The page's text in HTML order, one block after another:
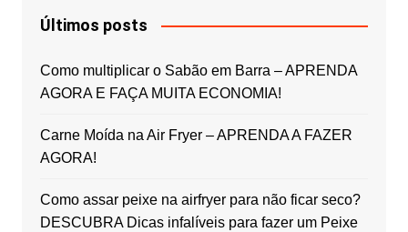
Últimos posts
Como multiplicar o Sabão em Barra – APRENDA
AGORA E FAÇA MUITA ECONOMIA!
Carne Moída na Air Fryer – APRENDA A FAZER
AGORA!
Como assar peixe na airfryer para não ficar seco?
DESCUBRA Dicas infalíveis para fazer um Peixe